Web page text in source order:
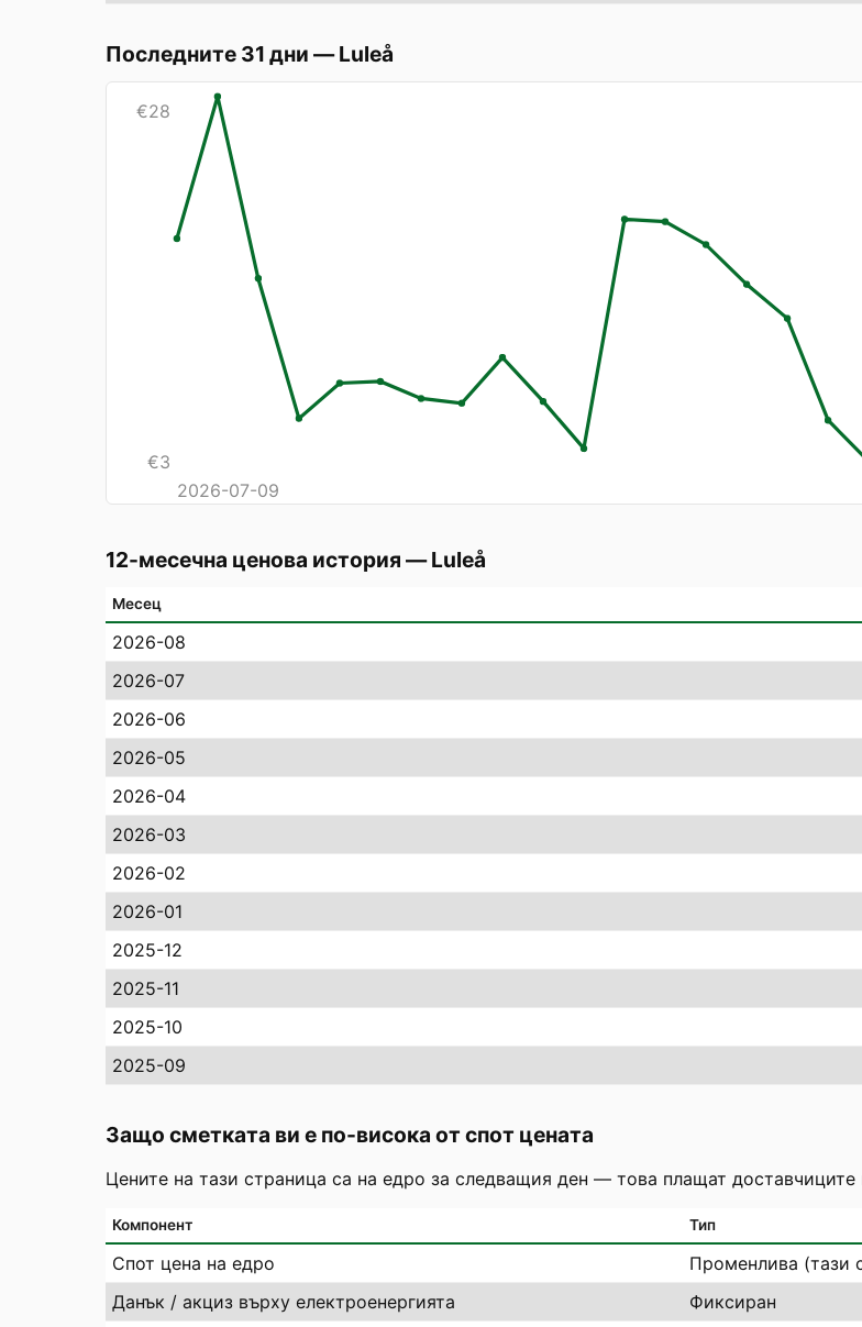
Последните 31 дни —Luleå
€28
€3
2026-07-09
12-месечна ценова история —Luleå
Месец
2026-08
2026-07
2026-06
2026-05
2026-04
2026-03
2026-02
2026-01
2025-12
2025-11
2025-10
2025-09
Защо сметката ви е по-висока от спот цената
Цените на тази страница са на едро за следващия ден — това плащат
Компонент Тип
Спот цена на едро Променлива (тази
Данък / акциз върху електроенергията
Фиксиран